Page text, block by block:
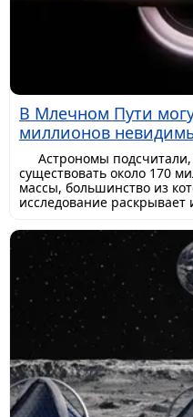
В Млечном Пути
миллионов
Астрономы
существовать около 170
массы, большинство из
исследование